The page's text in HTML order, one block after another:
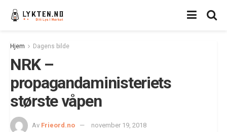
Hjem Dagens bilde
NRK –
propagandaministeriets
største våpen
Av Frieord.no
november 19, 2018